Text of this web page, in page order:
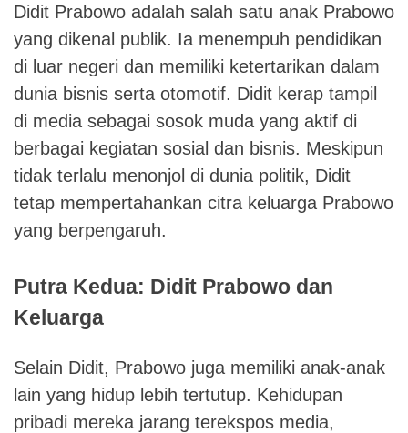
Didit Prabowo adalah salah satu anak Prabowo
yang dikenal publik. Ia menempuh pendidikan
di luar negeri dan memiliki ketertarikan dalam
dunia bisnis serta otomotif. Didit kerap tampil
di media sebagai sosok muda yang aktif di
berbagai kegiatan sosial dan bisnis. Meskipun
tidak terlalu menonjol di dunia politik, Didit
tetap mempertahankan citra keluarga Prabowo
yang berpengaruh.
Putra Kedua: Didit Prabowo dan
Keluarga
Selain Didit, Prabowo juga memiliki anak-anak
lain yang hidup lebih tertutup. Kehidupan
pribadi mereka jarang terekspos media,